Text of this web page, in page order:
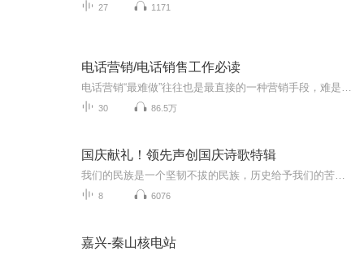
27 1171
电话营销/电话销售工作必读
30 86.5万
国庆献礼！领先声创国庆诗歌特辑
8 6076
嘉兴-秦山核电站